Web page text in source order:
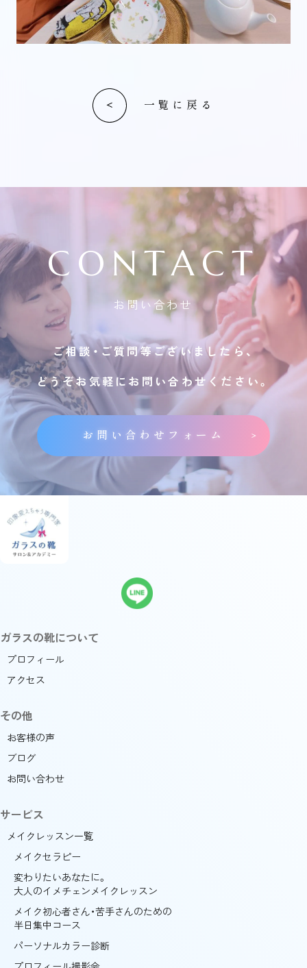
一覧に戻る
CONTACT
お問い合わせ
ご相談・ご質問等ございましたら、
どうぞお気軽にお問い合わせください。
お問い合わせフォーム
ガラスの靴について
プロフィール
アクセス
その他
お客様の声
ブログ
お問い合わせ
サービス
メイクレッスン一覧
メイクセラピー
変わりたいあなたに。
大人のイメチェンメイクレッスン
メイク初心者さん・苦手さんのための
半日集中コース
パーソナルカラー診断